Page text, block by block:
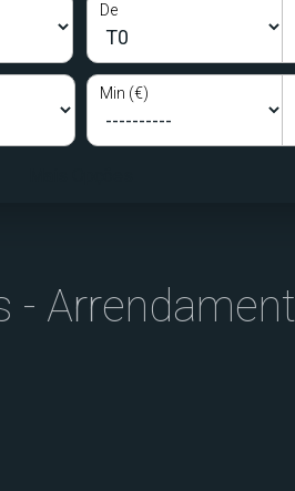
De
Min (€)
-